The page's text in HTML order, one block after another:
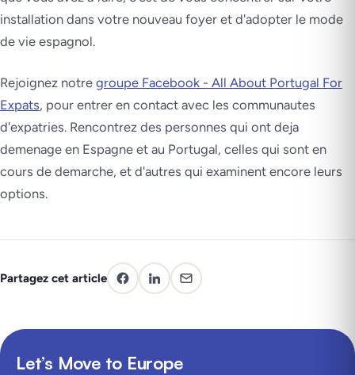
installation dans votre nouveau foyer et d'adopter le mode
de vie espagnol.
Rejoignez notre groupe Facebook - All About Portugal For
Expats, pour entrer en contact avec les communautes
d'expatries. Rencontrez des personnes qui ont deja
demenage en Espagne et au Portugal, celles qui sont en
cours de demarche, et d'autres qui examinent encore leurs
options.
Partagez cet article
Let’s Move to Europe